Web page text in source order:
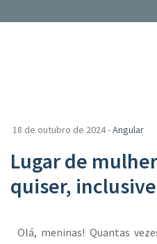
18 de outubro de 2024 -Angular
Lugar de
quiser,
Olá, meninas! Quantas